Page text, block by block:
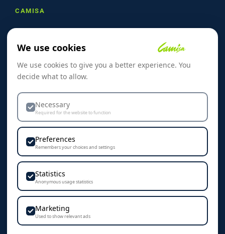
CAMISA
Referanser
Skreddersøm
Dekorasjon & Teknikker
Personvern & Cookies
KONTAKT
Camisa AS
Vestre Rosten 102
7075 Tiller
We use cookies
We use cookies to give you a better experience. You
decide what to allow.
Necessary
Required for the website to function
Preferences
Remembers your choices and settings
Statistics
Anonymous usage statistics
Marketing
Used to show relevant ads